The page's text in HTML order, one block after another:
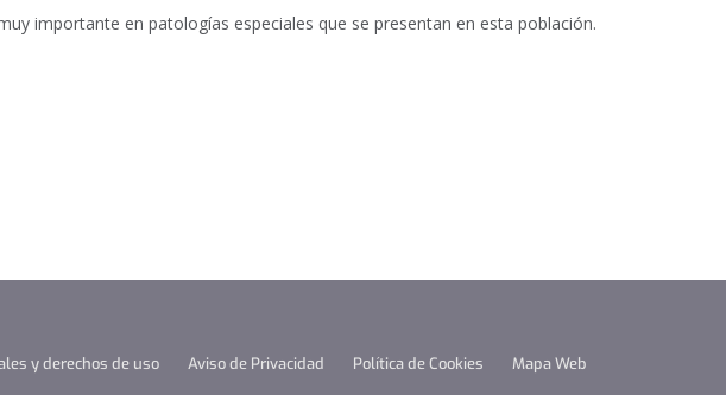
importante en patologías especiales que se presentan en esta población.
y derechos de uso Aviso de Privacidad Política de Cookies
Mapa Web